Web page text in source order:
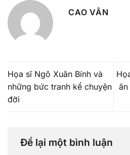
CAO VÂN
Họa sĩ Ngô Xuân Bính và
những bức tranh kể chuyện
đời
Để lại một bình luận